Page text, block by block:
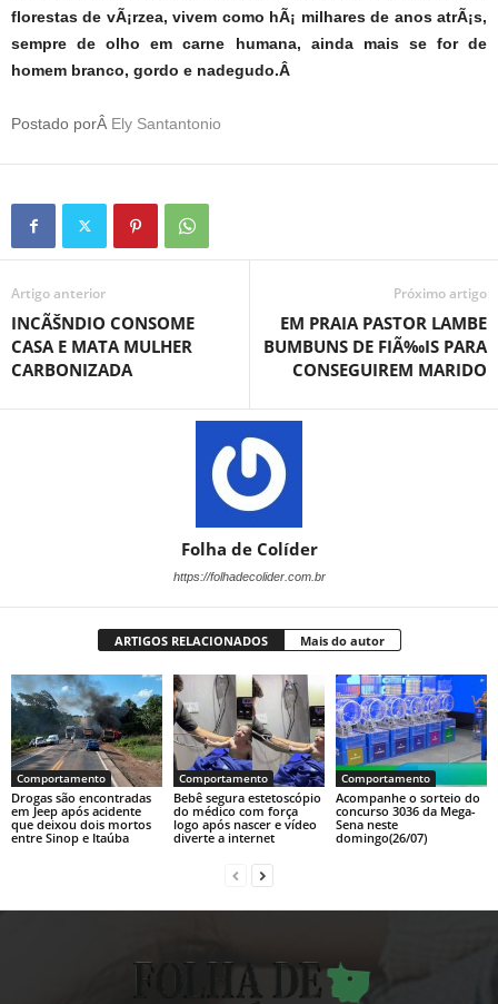
florestas de vÃ¡rzea, vivem como hÃ¡ milhares de anos atrÃ¡s,
sempre de olho em carne humana, ainda mais se for de
homem branco, gordo e nadegudo.Â
Postado porÂ Ely Santantonio
Artigo anterior
INCÃŠNDIO CONSOME
CASA E MATA MULHER
CARBONIZADA
Próximo artigo
EM PRAIA PASTOR LAMBE
BUMBUNS DE FIÃ‰IS PARA
CONSEGUIREM MARIDO
Folha de Colíder
https://folhadecolider.com.br
ARTIGOS RELACIONADOS Mais do autor
Comportamento
Drogas são encontradas
em Jeep após acidente
que deixou dois mortos
entre Sinop e Itaúba
Comportamento
Bebê segura estetoscópio
do médico com força
logo após nascer e vídeo
diverte a internet
Comportamento
Acompanhe o sorteio do
concurso 3036 da Mega-
Sena neste
domingo(26/07)